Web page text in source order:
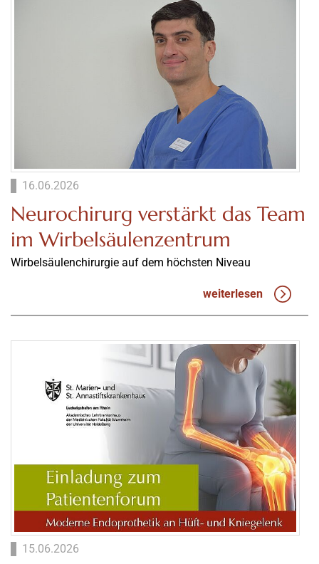
16.06.2026
Neurochirurg verstärkt das Team
im Wirbelsäulenzentrum
Wirbelsäulenchirurgie auf dem höchsten Niveau
weiterlesen
15.06.2026